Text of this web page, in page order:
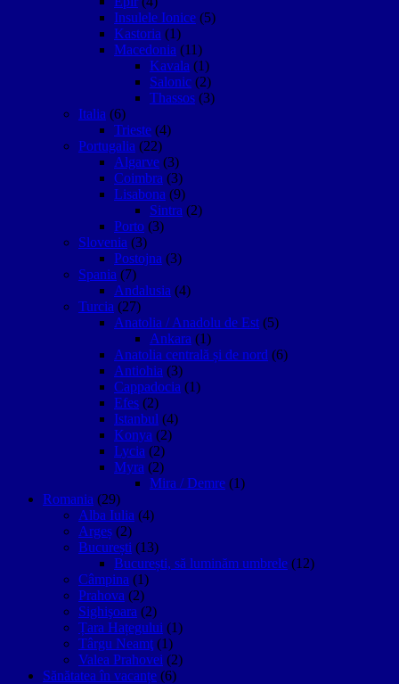
Insulele Ionice (5)
Kastoria (1)
Macedonia (11)
Kavala (1)
Salonic (2)
Thassos (3)
Italia (6)
Trieste (4)
Portugalia (22)
Algarve (3)
Coimbra (3)
Lisabona (9)
Sintra (2)
Porto (3)
Slovenia (3)
Postojna (3)
Spania (7)
Andalusia (4)
Turcia (27)
Anatolia / Anadolu de Est (5)
Ankara (1)
Anatolia centrală și de nord (6)
Antiohia (3)
Cappadocia (1)
Efes (2)
Istanbul (4)
Konya (2)
Lycia (2)
Myra (2)
Mira / Demre (1)
Romania (29)
Alba Iulia (4)
Argeș (2)
București (13)
București, să luminăm umbrele (12)
Câmpina (1)
Prahova (2)
Sighişoara (2)
Țara Hațegului (1)
Târgu Neamţ (1)
Valea Prahovei (2)
Sănătatea în vacanțe (6)